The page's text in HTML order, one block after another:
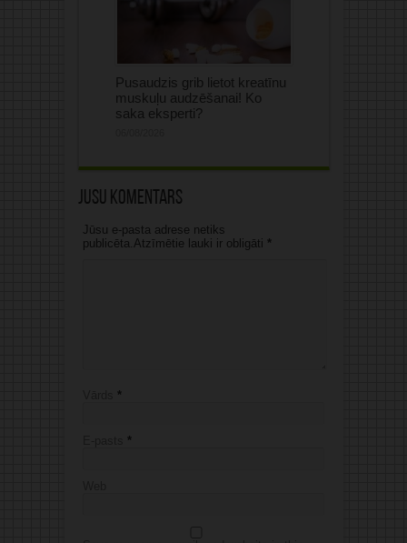
Pusaudzis grib lietot kreatīnu
muskuļu audzēšanai! Ko
saka eksperti?
Jūsu komentārs
Jūsu e-pasta adrese netiks
publicēta.Atzīmētie lauki ir obligāti *
*
*